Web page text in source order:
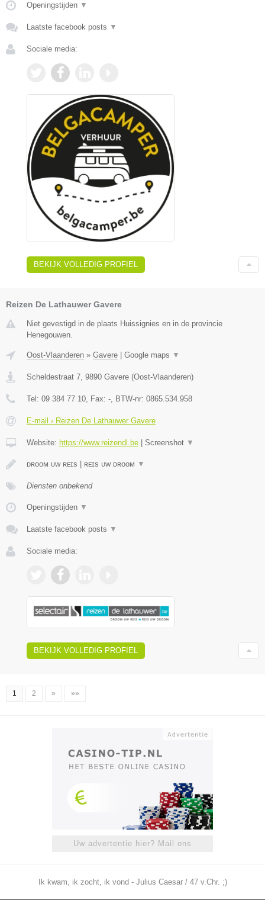
Openingstijden ▼
Laatste facebook posts ▼
Sociale media:
BEKIJK VOLLEDIG PROFIEL
Reizen De Lathauwer Gavere
Niet gevestigd in de plaats Huissignies en in de provincie
Henegouwen.
Oost-Vlaanderen » Gavere Google maps ▼
Scheldestraat 7, 9890 Gavere (Oost-Vlaanderen)
Tel: 09 384 77 10, Fax: -, BTW-nr: 0865.534.958
E-mail › Reizen De Lathauwer Gavere
Website: https://www.reizendl.be Screenshot ▼
ᴅʀᴏᴏᴍ ᴜᴡ ʀᴇɪs | ʀᴇɪs ᴜᴡ ᴅʀᴏᴏᴍ ▼
Diensten onbekend
Openingstijden ▼
Laatste facebook posts ▼
Sociale media:
BEKIJK VOLLEDIG PROFIEL
1 2 » »»
Uw advertentie hier? Mail ons
Ik kwam, ik zocht, ik vond - Julius Caesar / 47 v.Chr. ;)